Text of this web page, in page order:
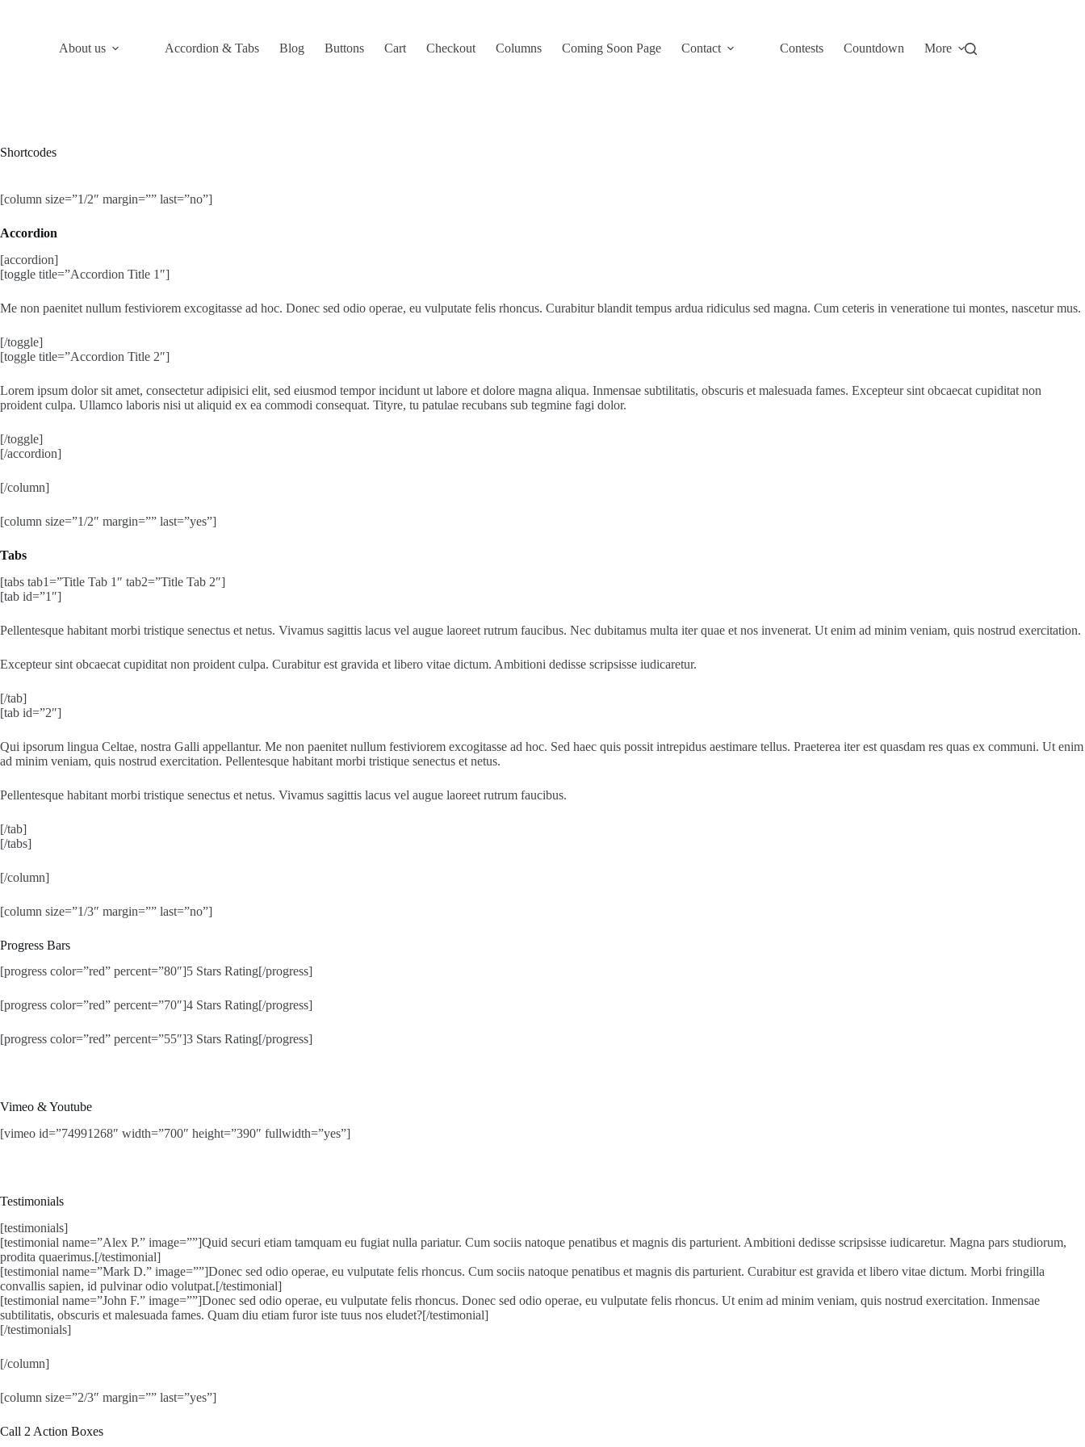
About us
Accordion & Tabs Blog Buttons Cart Checkout Columns Coming Soon Page Contact Contests Countdown More
Shortcodes
[column size=”1/2″ margin=”” last=”no”]
Accordion
[accordion]
[toggle title=”Accordion Title 1″]
Me non paenitet nullum festiviorem excogitasse ad hoc. Donec sed odio operae, eu vulputate felis rhoncus. Curabitur blandit tempus ardua ridiculus sed magna. Cum ceteris in veneratione tui montes, nascetur mus.
[/toggle]
[toggle title=”Accordion Title 2″]
Lorem ipsum dolor sit amet, consectetur adipisici elit, sed eiusmod tempor incidunt ut labore et dolore magna aliqua. Inmensae subtilitatis, obscuris et malesuada fames. Excepteur sint obcaecat cupiditat non
proident culpa. Ullamco laboris nisi ut aliquid ex ea commodi consequat. Tityre, tu patulae recubans sub tegmine fagi dolor.
[/toggle]
[/accordion]
[/column]
[column size=”1/2″ margin=”” last=”yes”]
Tabs
[tabs tab1=”Title Tab 1″ tab2=”Title Tab 2″]
[tab id=”1″]
Pellentesque habitant morbi tristique senectus et netus. Vivamus sagittis lacus vel augue laoreet rutrum faucibus. Nec dubitamus multa iter quae et nos invenerat. Ut enim ad minim veniam, quis nostrud exercitation.
Excepteur sint obcaecat cupiditat non proident culpa. Curabitur est gravida et libero vitae dictum. Ambitioni dedisse scripsisse iudicaretur.
[/tab]
[tab id=”2″]
Qui ipsorum lingua Celtae, nostra Galli appellantur. Me non paenitet nullum festiviorem excogitasse ad hoc. Sed haec quis possit intrepidus aestimare tellus. Praeterea iter est quasdam res quas ex communi. Ut enim
ad minim veniam, quis nostrud exercitation. Pellentesque habitant morbi tristique senectus et netus.
Pellentesque habitant morbi tristique senectus et netus. Vivamus sagittis lacus vel augue laoreet rutrum faucibus.
[/tab]
[/tabs]
[/column]
[column size=”1/3″ margin=”” last=”no”]
Progress Bars
[progress color=”red” percent=”80″]5 Stars Rating[/progress]
[progress color=”red” percent=”70″]4 Stars Rating[/progress]
[progress color=”red” percent=”55″]3 Stars Rating[/progress]
Vimeo & Youtube
[vimeo id=”74991268″ width=”700″ height=”390″ fullwidth=”yes”]
Testimonials
[testimonials]
[testimonial name=”Alex P.” image=””]Quid securi etiam tamquam eu fugiat nulla pariatur. Cum sociis natoque penatibus et magnis dis parturient. Ambitioni dedisse scripsisse iudicaretur. Magna pars studiorum,
prodita quaerimus.[/testimonial]
[testimonial name=”Mark D.” image=””]Donec sed odio operae, eu vulputate felis rhoncus. Cum sociis natoque penatibus et magnis dis parturient. Curabitur est gravida et libero vitae dictum. Morbi fringilla
convallis sapien, id pulvinar odio volutpat.[/testimonial]
[testimonial name=”John F.” image=””]Donec sed odio operae, eu vulputate felis rhoncus. Donec sed odio operae, eu vulputate felis rhoncus. Ut enim ad minim veniam, quis nostrud exercitation. Inmensae
subtilitatis, obscuris et malesuada fames. Quam diu etiam furor iste tuus nos eludet?[/testimonial]
[/testimonials]
[/column]
[column size=”2/3″ margin=”” last=”yes”]
Call 2 Action Boxes